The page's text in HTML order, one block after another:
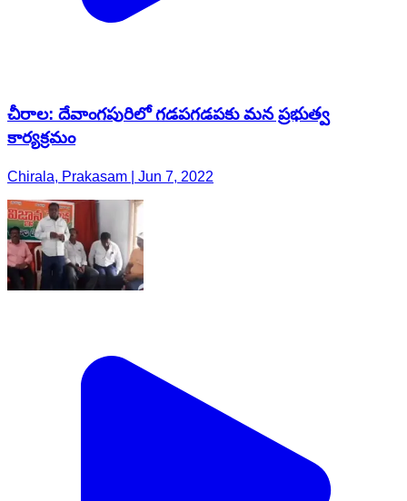
చీరాల: దేవాంగపురిలో గడపగడపకు మన ప్రభుత్వ
కార్యక్రమం
Chirala, Prakasam | Jun 7, 2022